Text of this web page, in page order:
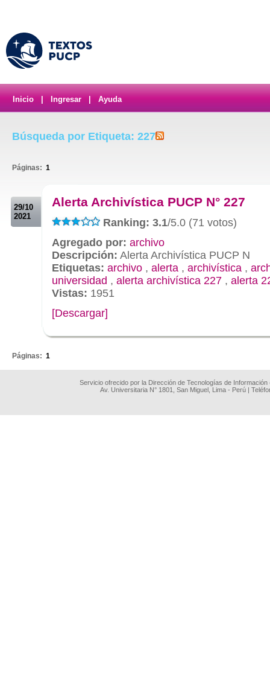
Inicio Ingresar Ayuda
Búsqueda por Etiqueta: 227
Páginas: 1
29/10
2021
Alerta Archivística PUCP N° 227
Ranking: 3.1/5.0 (71 votos)
Agregado por: archivo
Descripción: Alerta Archivística PUCP N
Etiquetas: archivo , alerta , archivística ,
universidad , alerta archivística 227 , alerta
Vistas: 1951
[Descargar]
Páginas: 1
Servicio ofrecido por la Dirección de Tecnologías de
Av. Universitaria N° 1801, San Miguel, Lima - Perú |